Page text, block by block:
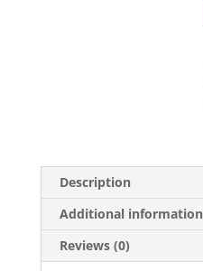
Description
Additional information
Reviews (0)